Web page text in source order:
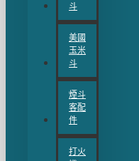
斗
美國
玉米
斗
煙斗
客配
件
打火